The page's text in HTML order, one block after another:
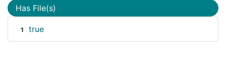
Has File(s)
1 true